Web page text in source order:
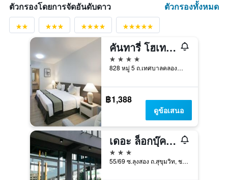
ตัวกรองโดยการจัดอันดับดาว ตัวกรองทั้งหมด
คันทารี่ โฮเทล แอนด์ เซอร์วิส อพาร์ตเมนต์ อมตะ บางปะกง
4 ดาว
828 หมู่ 5 ถ.เทศบาลคลองตำหรุ 12, ชลบุรี, ประเทศไทย
฿1,388
ดูข้อเสนอ
เดอะ ล็อกบุ๊ค รูม แอนด์ คาเฟ่
3 ดาว
55/69 ซ.ลุงสอง ถ.สุขุมวิท, ชลบุรี, ประเทศไทย